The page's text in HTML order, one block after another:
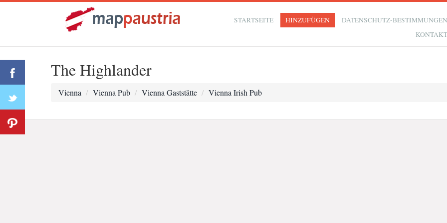
STARTSEITE HINZUFÜGEN
DATENSCHUTZ-
The Highlander
Vienna Vienna Pub Vienna Gaststätte Vienna Irish Pub